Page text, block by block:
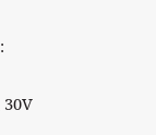
:
30V